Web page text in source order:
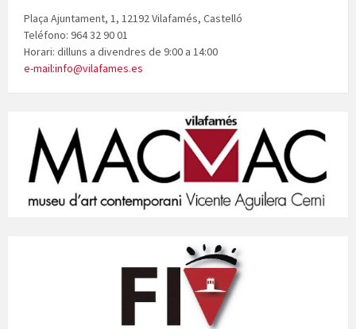
Plaça Ajuntament, 1, 12192 Vilafamés, Castelló
Teléfono: 964 32 90 01
Horari: dilluns a divendres de 9:00 a 14:00
e-mail:info@vilafames.es